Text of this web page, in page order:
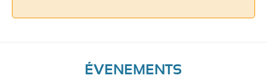
ÉVENEMENTS